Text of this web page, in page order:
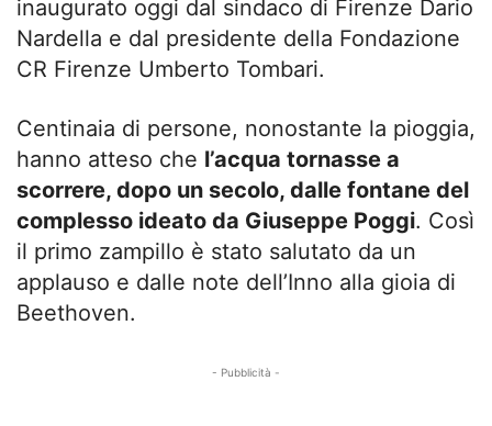
inaugurato oggi dal sindaco di Firenze Dario
Nardella e dal presidente della Fondazione
CR Firenze Umberto Tombari.
Centinaia di persone, nonostante la pioggia,
hanno atteso che l’acqua tornasse a
scorrere, dopo un secolo, dalle fontane del
complesso ideato da Giuseppe Poggi. Così
il primo zampillo è stato salutato da un
applauso e dalle note dell’Inno alla gioia di
Beethoven.
- Pubblicità -